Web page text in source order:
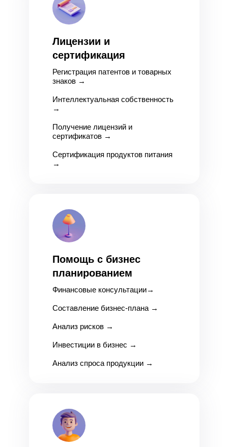
Лицензии и
сертификация
Регистрация патентов и товарных
знаков →
Интеллектуальная собственность
→
Получение лицензий и
сертификатов →
Сертификация продуктов питания
→
Помощь с бизнес
планированием
Финансовые консультации→
Составление бизнес-плана →
Анализ рисков →
Инвестиции в бизнес →
Анализ спроса продукции →